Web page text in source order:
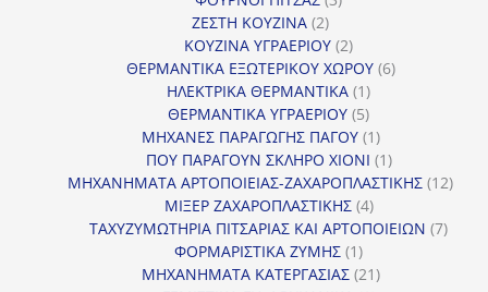
ΖΕΣΤΗ ΚΟΥΖΙΝΑ 22
προϊόντα
ΚΟΥΖΙΝΑ ΥΓΡΑΕΡΙΟΥ 22
προϊόντα
ΘΕΡΜΑΝΤΙΚΑ ΕΞΩΤΕΡΙΚΟΥ ΧΩΡΟΥ 66
ΗΛΕΚΤΡΙΚΑ ΘΕΡΜΑΝΤΙΚΑ 11
προϊόν
ΘΕΡΜΑΝΤΙΚΑ ΥΓΡΑΕΡΙΟΥ 55
προϊόντα
ΜΗΧΑΝΕΣ ΠΑΡΑΓΩΓΗΣ ΠΑΓΟΥ 11
προϊόν
ΠΟΥ ΠΑΡΑΓΟΥΝ ΣΚΛΗΡΟ ΧΙΟΝΙ 11
προϊόν
ΜΗΧΑΝΗΜΑΤΑ ΑΡΤΟΠΟΙΕΙΑΣ-ΖΑΧΑΡΟΠΛΑΣΤΙΚΗΣ 1212
ΜΙΞΕΡ ΖΑΧΑΡΟΠΛΑΣΤΙΚΗΣ 44
προϊόντα
ΤΑΧΥΖΥΜΩΤΗΡΙΑ ΠΙΤΣΑΡΙΑΣ ΚΑΙ ΑΡΤΟΠΟΙΕΙΩΝ 77
ΦΟΡΜΑΡΙΣΤΙΚΑ ΖΥΜΗΣ 11
προϊόν
ΜΗΧΑΝΗΜΑΤΑ ΚΑΤΕΡΓΑΣΙΑΣ 2121